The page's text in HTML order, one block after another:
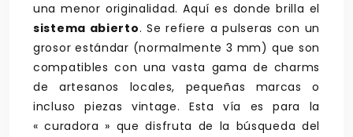
una menor originalidad. Aquí es donde brilla el
sistema abierto. Se refiere a pulseras con un
grosor estándar (normalmente 3 mm) que son
compatibles con una vasta gama de charms
de artesanos locales, pequeñas marcas o
incluso piezas vintage. Esta vía es para la
« curadora » que disfruta de la búsqueda del